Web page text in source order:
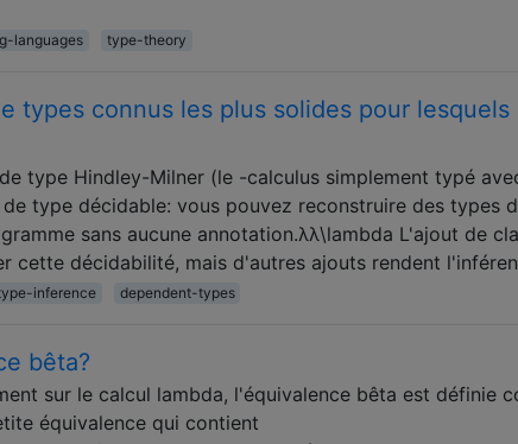
languages type-theory
types connus les plus solides pour lesquels
type Hindley-Milner (le -calculus simplement typé
type décidable: vous pouvez reconstruire des types
sans aucune annotation.λλ\lambda L'ajout de
cette décidabilité, mais d'autres ajouts rendent
inference dependent-types
bêta?
sur le calcul lambda, l'équivalence bêta est définie
équivalence qui contient